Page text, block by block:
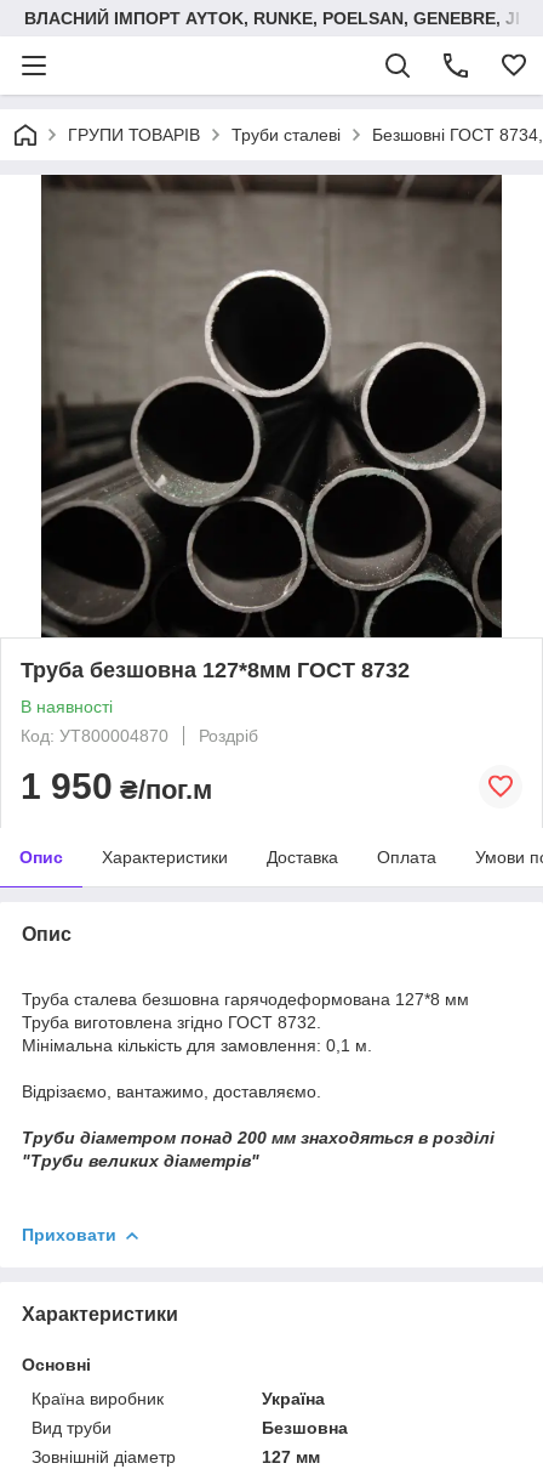
ВЛАСНИЙ ІМПОРТ AYTOK, RUNKE, POELSAN, GENEBRE,
ГРУПИ ТОВАРІВ Труби сталеві Безшовні ГОСТ
Труба безшовна 127*8мм ГОСТ 8732
В наявності
Код: УТ800004870
Роздріб
1 950 ₴/пог.м
Опис Характеристики Доставка Оплата Умови
Опис
Труба сталева безшовна гарячодеформована 127*8 мм
Труба виготовлена згідно ГОСТ 8732.
Мінімальна кількість для замовлення: 0,1 м.
Відрізаємо, вантажимо, доставляємо.
Труби діаметром понад 200 мм знаходяться в розділі
"Труби великих діаметрів"
Приховати
Характеристики
Основні
Країна виробник
Україна
Вид труби
Безшовна
Зовнішній діаметр
127 мм